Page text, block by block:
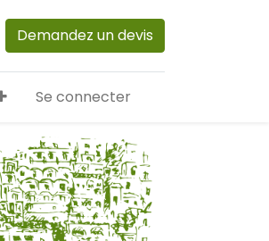
Demandez un devis
Se connecter